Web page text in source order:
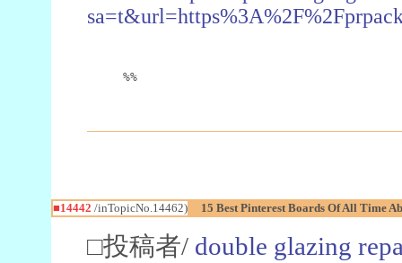
%%
■14442 /inTopicNo.14462) 15 Best Pinterest Boards Of All Time
□投稿者/ double glazing